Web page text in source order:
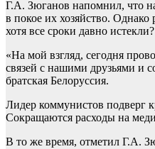
Г.А. Зюганов напомнил, что
в покое их хозяйство.
хотя все сроки давно истекли?
«На мой взгляд, сегодня
связей с нашими друзьями и
братская Белоруссия.
Лидер коммунистов подверг
Сокращаются расходы на
В то же время, отметил Г.А.